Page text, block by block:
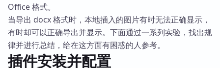
Office 格式。
当导出 docx 格式时，本地插入的图片有时无法正确显示，
有时却可以正确导出并显示。下面通过一系列实验，找出规
律并进行总结，给在这方面有困惑的人参考。
插件安装并配置